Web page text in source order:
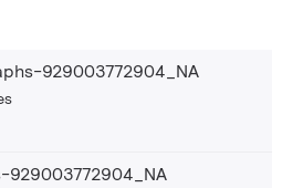
929003772904_NA